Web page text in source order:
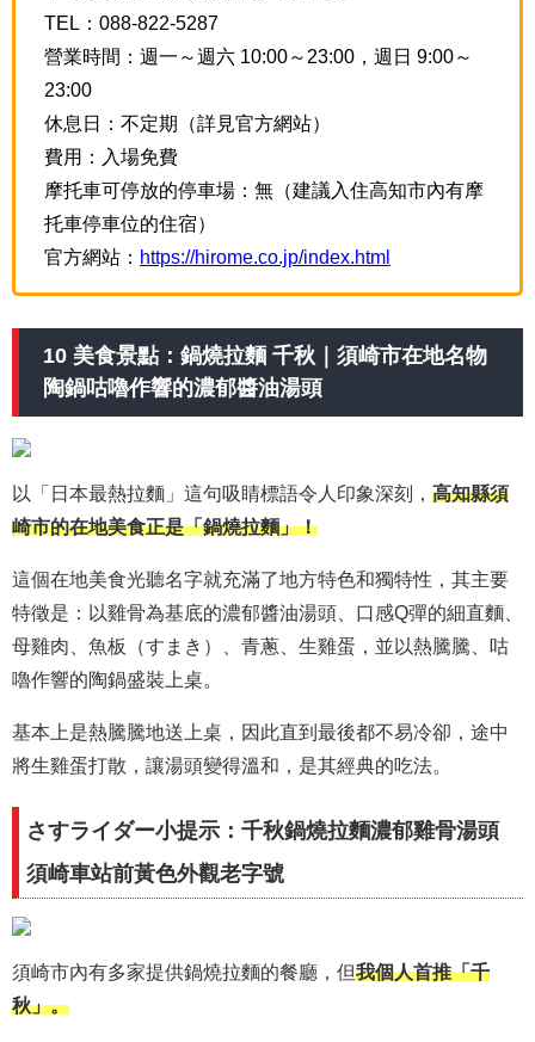
TEL：088-822-5287
營業時間：週一～週六 10:00～23:00，週日 9:00～
23:00
休息日：不定期（詳見官方網站）
費用：入場免費
摩托車可停放的停車場：無（建議入住高知市內有摩
托車停車位的住宿）
官方網站： https://hirome.co.jp/index.html
10 美食景點：鍋燒拉麵 千秋｜須崎市在地名物
陶鍋咕嚕作響的濃郁醬油湯頭
以「日本最熱拉麵」這句吸睛標語令人印象深刻， 高知縣須
崎市的在地美食正是「鍋燒拉麵」！
這個在地美食光聽名字就充滿了地方特色和獨特性，其主要
特徵是：以雞骨為基底的濃郁醬油湯頭、口感Q彈的細直麵、
母雞肉、魚板（すまき）、青蔥、生雞蛋，並以熱騰騰、咕
嚕作響的陶鍋盛裝上桌。
基本上是熱騰騰地送上桌，因此直到最後都不易冷卻，途中
將生雞蛋打散，讓湯頭變得溫和，是其經典的吃法。
さすライダー小提示：千秋鍋燒拉麵濃郁雞骨湯頭
須崎車站前黃色外觀老字號
須崎市內有多家提供鍋燒拉麵的餐廳，但我個人首推「千
秋」。